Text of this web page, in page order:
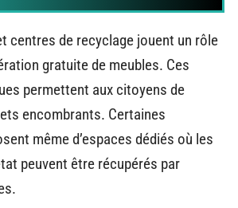
centres de recyclage jouent un rôle
gratuite de meubles. Ces
permettent aux citoyens de
encombrants. Certaines
même d’espaces dédiés où les
peuvent être récupérés par